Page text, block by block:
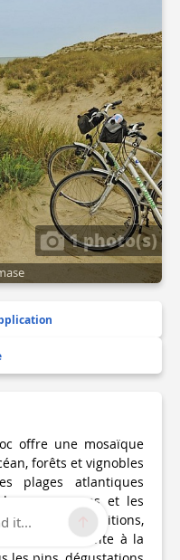
1 photo(s)
offre une mosaïque
forêts et vignobles
plages atlantiques
sauvages et les
Riche de traditions,
Médoc invite à la
it...